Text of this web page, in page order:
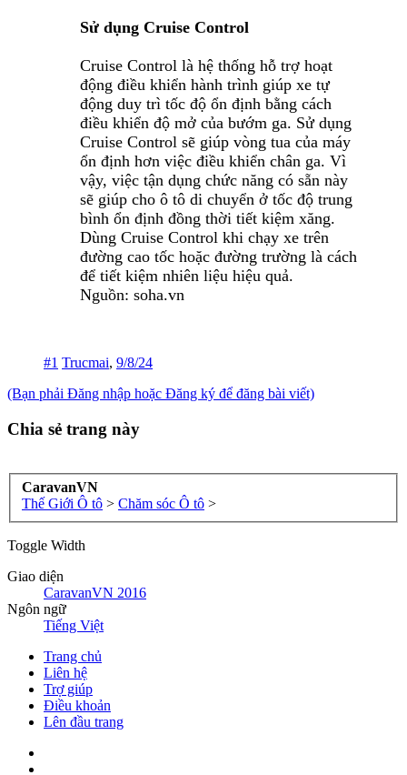
Sử dụng Cruise Control
Cruise Control là hệ thống hỗ trợ hoạt
động điều khiển hành trình giúp xe tự
động duy trì tốc độ ổn định bằng cách
điều khiển độ mở của bướm ga. Sử dụng
Cruise Control sẽ giúp vòng tua của máy
ổn định hơn việc điều khiển chân ga. Vì
vậy, việc tận dụng chức năng có sẵn này
sẽ giúp cho ô tô di chuyển ở tốc độ trung
bình ổn định đồng thời tiết kiệm xăng.
Dùng Cruise Control khi chạy xe trên
đường cao tốc hoặc đường trường là cách
để tiết kiệm nhiên liệu hiệu quả.
Nguồn: soha.vn
#1 Trucmai, 9/8/24
(Bạn phải Đăng nhập hoặc Đăng ký để đăng bài viết)
Chia sẻ trang này
CaravanVN
Thế Giới Ô tô > Chăm sóc Ô tô >
Toggle Width
Giao diện
CaravanVN 2016
Ngôn ngữ
Tiếng Việt
Trang chủ
Liên hệ
Trợ giúp
Điều khoản
Lên đầu trang